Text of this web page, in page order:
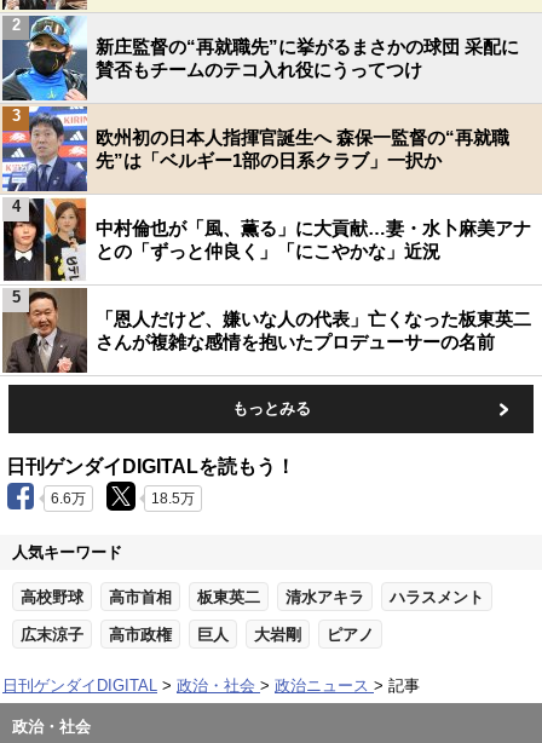
新庄監督の“再就職先”に挙がるまさかの球団 采配に
賛否もチームのテコ入れ役にうってつけ
2
欧州初の日本人指揮官誕生へ 森保一監督の“再就職
先”は「ベルギー1部の日系クラブ」一択か
3
中村倫也が「風、薫る」に大貢献…妻・水卜麻美アナ
との「ずっと仲良く」「にこやかな」近況
4
「恩人だけど、嫌いな人の代表」亡くなった板東英二
さんが複雑な感情を抱いたプロデューサーの名前
5
もっとみる
日刊ゲンダイDIGITALを読もう！
6.6万 18.5万
人気キーワード
高校野球 高市首相 板東英二 清水アキラ ハラスメント
広末涼子 高市政権 巨人 大岩剛 ピアノ
日刊ゲンダイDIGITAL 政治・社会 政治ニュース 記事
政治・社会